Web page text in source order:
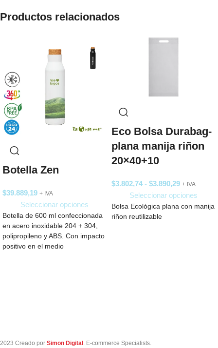
Productos relacionados
Botella Zen
$39.889,19 + IVA
Seleccionar opciones
Botella de 600 ml confeccionada
en acero inoxidable 204 + 304,
polipropileno y ABS. Con impacto
positivo en el medio
Eco Bolsa Durabag-
plana manija riñon
20×40+10
$3.802,74 - $3.890,29 + IVA
Seleccionar opciones
Bolsa Ecológica plana con manija
riñon reutilizable
2023 Creado por Simon Digital . E-commerce Specialists.